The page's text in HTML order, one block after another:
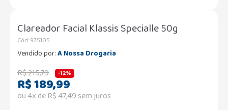
Clareador Facial Klassis Specialle 50g
Cód: 975105
Vendido por:A Nossa Drogaria
R$215,79 -12%
R$189,99
ou 4x deR$ 47,49 sem juros